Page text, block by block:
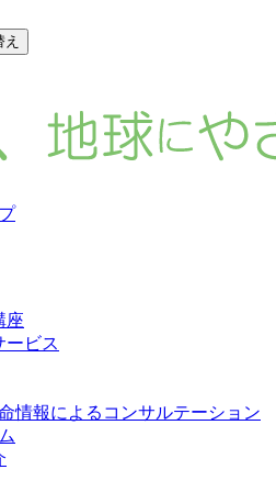
座
ービス
情報によるコンサルテーション